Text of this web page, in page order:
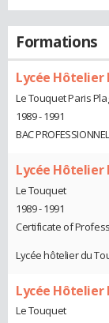
Formations
Lycée Hôtelier
Le Touquet Paris
1989 - 1991
BAC PROFESSIONNEL
Lycée Hôtelier
Le Touquet
1989 - 1991
Certificate of
Lycée hôtelier du
Lycée Hôtelier
Le Touquet